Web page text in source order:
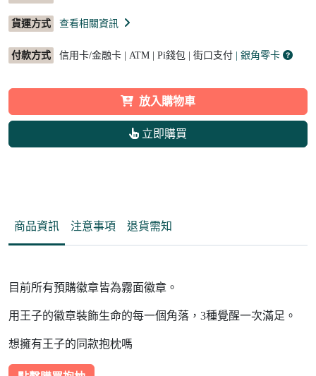
貨運方式 查看相關資訊
付款方式 信用卡/金融卡 | ATM | Pi錢包 | 街口支付 | 銀角零卡
放入購物車
立即購買
商品資訊 注意事項 退貨需知
目前所有預購徽章皆為霧面徽章。
用王子的徽章裝飾生命的每一個角落，3種覺醒一次滿足。
想擁有王子的同款抱枕嗎